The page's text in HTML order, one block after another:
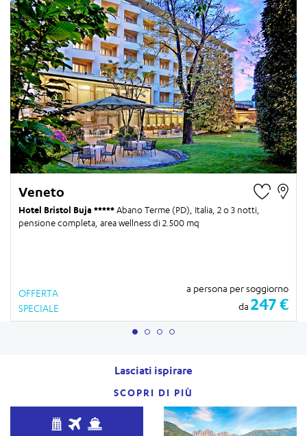
Veneto
Hotel Bristol Buja Abano Terme (PD), Italia, 2 o 3 notti
pensione completa, area wellness di 2.500 mq
OFFERTA
SPECIALE
a persona per soggiorno
da 247 €
Lasciati ispirare
SCOPRI DI PIÙ